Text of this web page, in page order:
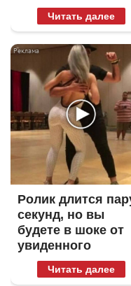
Читать далее
Ролик длится
секунд, но вы
будете в шоке от
увиденного
Читать далее